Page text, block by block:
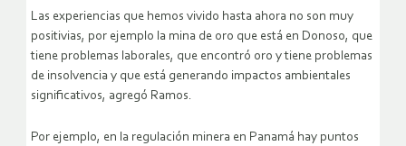
Las experiencias que hemos vivido hasta ahora no son muy
positivias, por ejemplo la mina de oro que está en Donoso, que
tiene problemas laborales, que encontró oro y tiene problemas
de insolvencia y que está generando impactos ambientales
significativos, agregó Ramos.
Por ejemplo, en la regulación minera en Panamá hay puntos